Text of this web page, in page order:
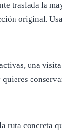
traslada la
original.
una
ruta